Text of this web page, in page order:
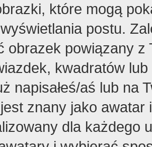
które mogą
postu.
obrazek powiązany z
kwadratów
napisałeś/aś lub na
znany jako
dla każdego